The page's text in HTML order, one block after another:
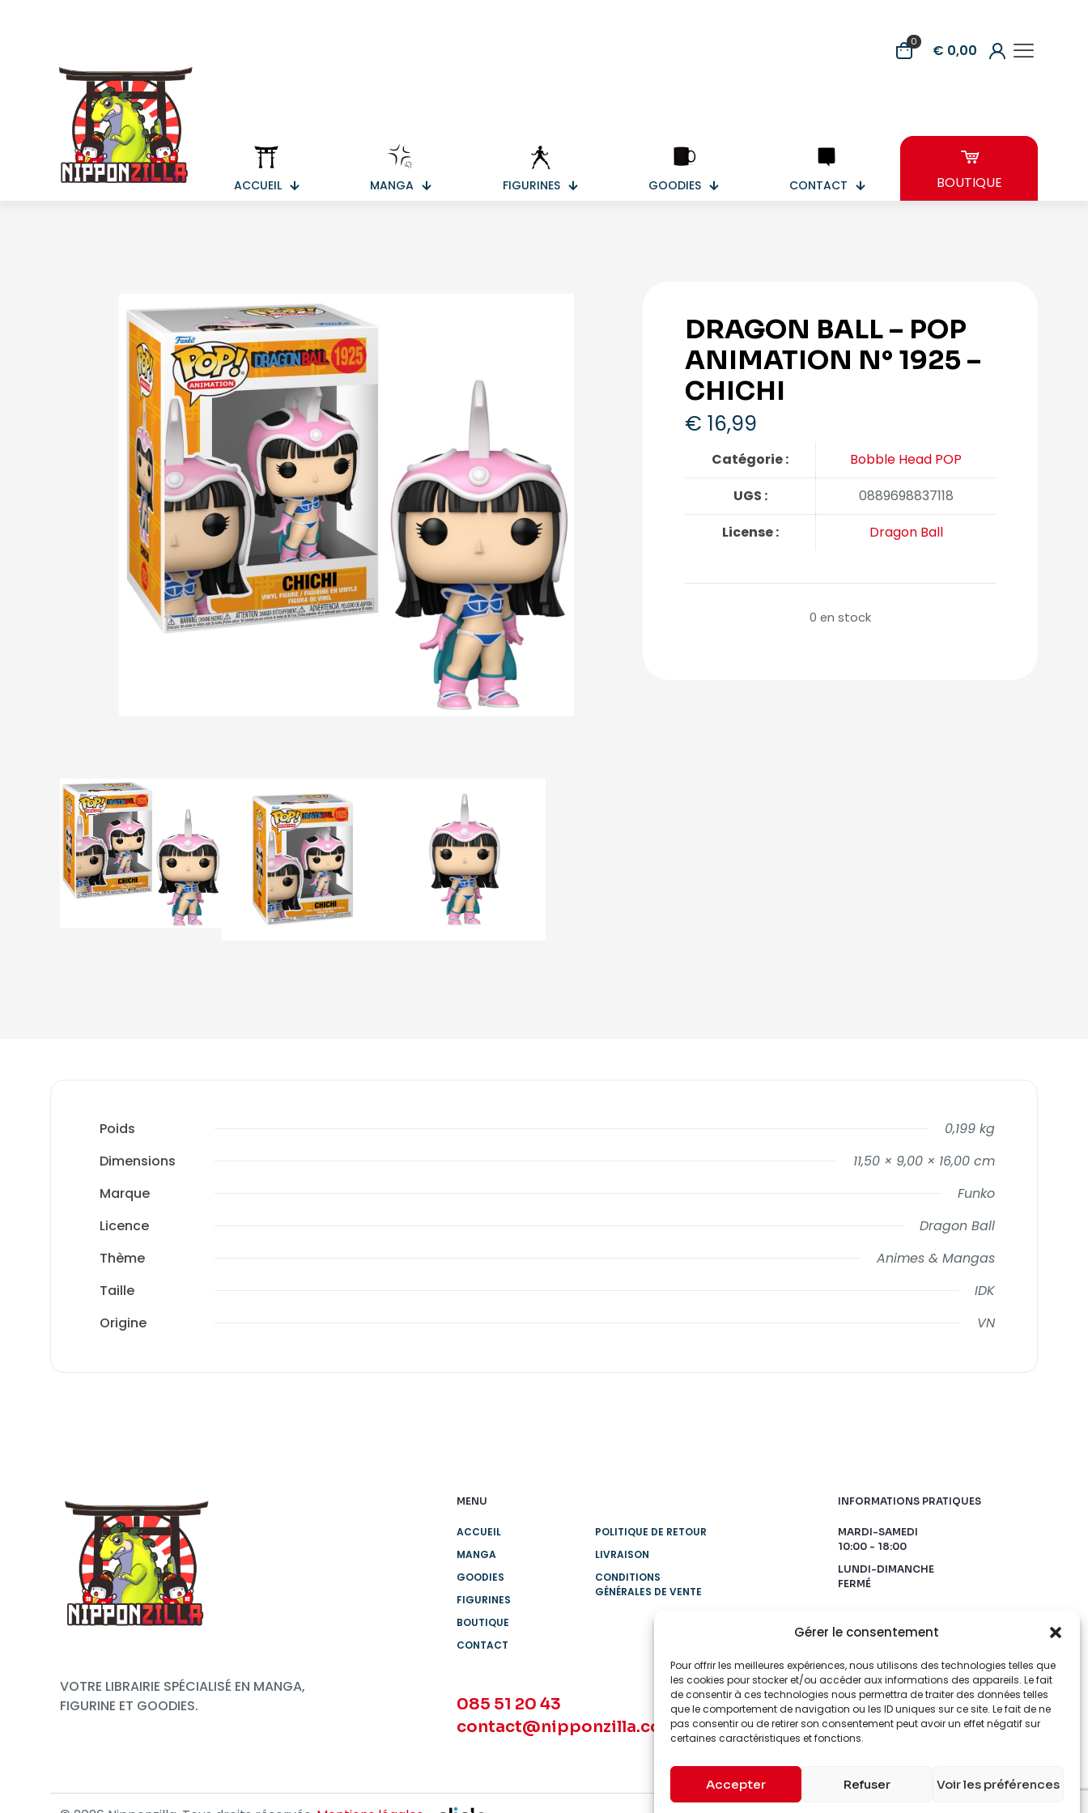
Gérer le consentement
Pour offrir les meilleures expériences, nous utilisons des technologies telles que
les cookies pour stocker et/ou accéder aux informations des appareils. Le fait
de consentir à ces technologies nous permettra de traiter des données telles
que le comportement de navigation ou les ID uniques sur ce site. Le fait de ne
pas consentir ou de retirer son consentement peut avoir un effet négatif sur
certaines caractéristiques et fonctions.
Accepter Refuser Voir les préférences
0 € 0,00
ACCUEIL MANGA FIGURINES GOODIES CONTACT BOUTIQUE
DRAGON BALL – POP
ANIMATION N° 1925 –
CHICHI
€ 16,99
Catégorie :
Bobble Head POP
UGS :
0889698837118
License :
Dragon Ball
0 en stock
Poids
0,199 kg
Dimensions
11,50 × 9,00 × 16,00 cm
Marque
Funko
Licence
Dragon Ball
Thème
Animes & Mangas
Taille
IDK
Origine
VN
VOTRE LIBRAIRIE SPÉCIALISÉ EN MANGA,
FIGURINE ET GOODIES.
MENU
ACCUEIL
MANGA
GOODIES
FIGURINES
BOUTIQUE
CONTACT
POLITIQUE DE RETOUR
LIVRAISON
CONDITIONS
GÉNÉRALES DE VENTE
085 51 20 43
contact@nipponzilla.com
INFORMATIONS PRATIQUES
MARDI-SAMEDI
10:00 - 18:00
LUNDI-DIMANCHE
FERMÉ